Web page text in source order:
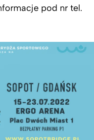
pod nr tel.